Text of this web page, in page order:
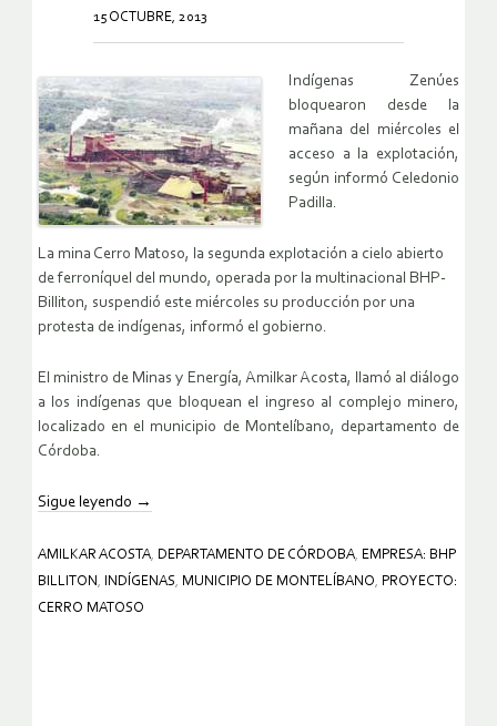
15 OCTUBRE, 2013
Indígenas Zenúes
bloquearon desde la
mañana del miércoles el
acceso a la explotación,
según informó Celedonio
Padilla.
La mina Cerro Matoso, la segunda explotación a cielo abierto
de ferroníquel del mundo, operada por la multinacional BHP-
Billiton, suspendió este miércoles su producción por una
protesta de indígenas, informó el gobierno.
El ministro de Minas y Energía, Amilkar Acosta, llamó al diálogo
a los indígenas que bloquean el ingreso al complejo minero,
localizado en el municipio de Montelíbano, departamento de
Córdoba.
Sigue leyendo →
AMILKAR ACOSTA, DEPARTAMENTO DE CÓRDOBA, EMPRESA: BHP
BILLITON , INDÍGENAS, MUNICIPIO DE MONTELÍBANO, PROYECTO:
CERRO MATOSO